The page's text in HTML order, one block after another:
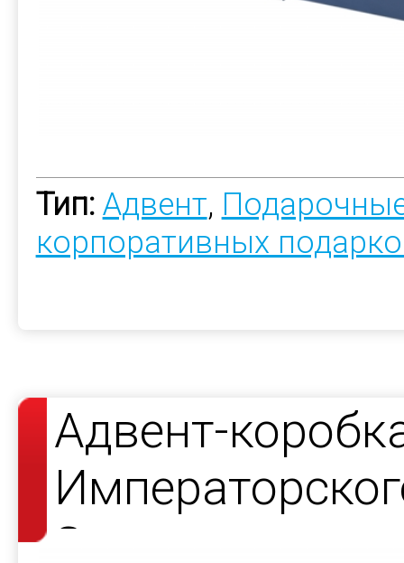
Тип: Адвент,
корпоративных
Адвент-
Завода